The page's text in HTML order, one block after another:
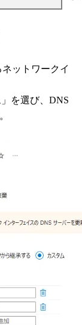
ットワークイ
を選び、DNS